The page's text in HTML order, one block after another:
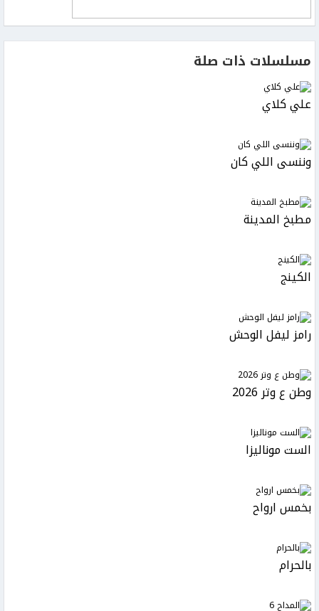
مسلسلات ذات صلة
علي كلاي
وننسى اللي كان
مطبخ المدينة
الكينج
رامز ليفل الوحش
وطن ع وتر 2026
الست موناليزا
بخمس ارواح
بالحرام